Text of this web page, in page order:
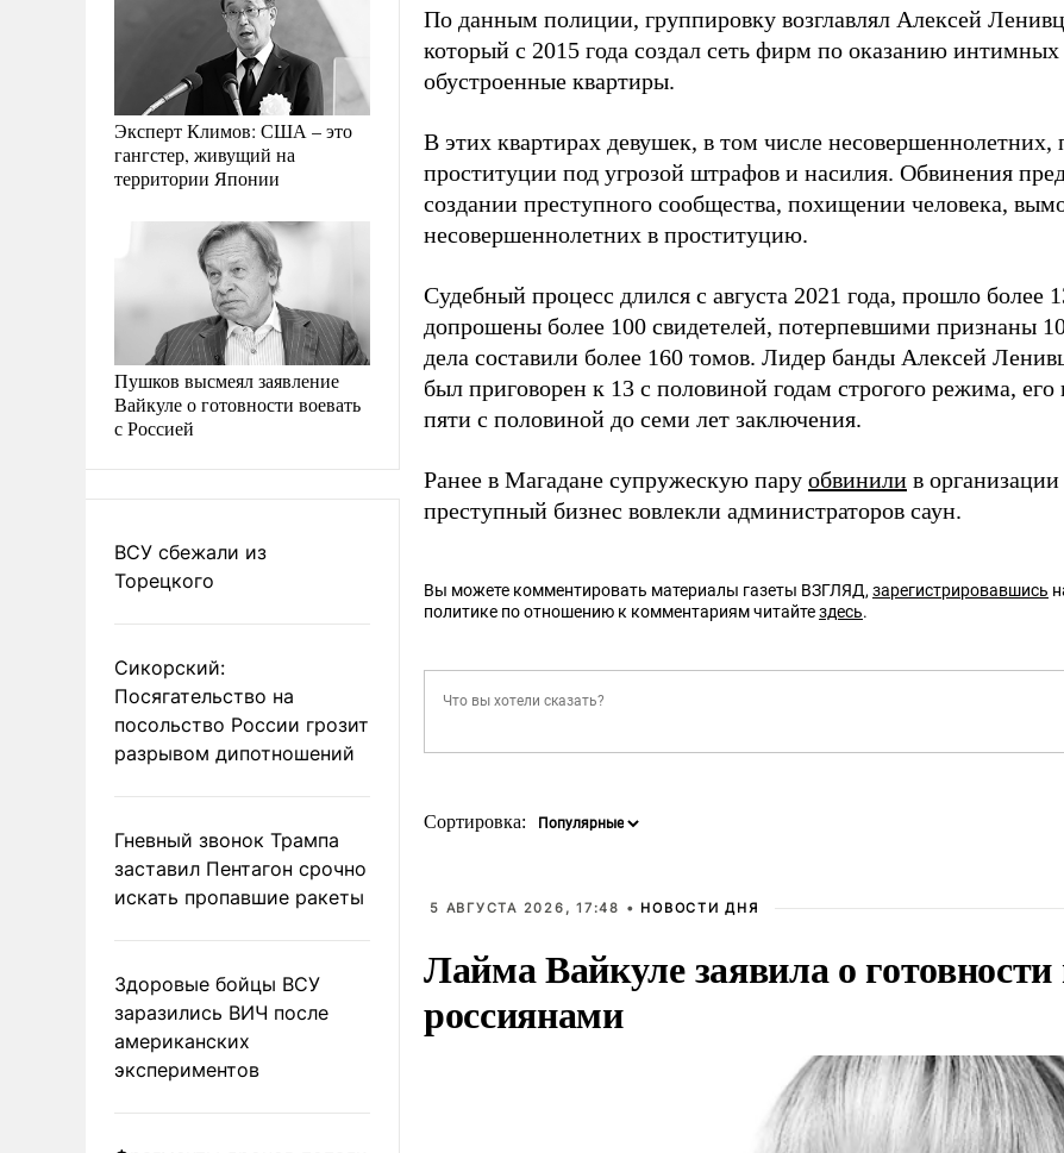
Эксперт Климов: США – это
гангстер, живущий на
территории Японии
Пушков высмеял заявление
Вайкуле о готовности воевать
с Россией
ВСУ сбежали из
Торецкого
Сикорский:
Посягательство на
посольство России грозит
разрывом дипотношений
Гневный звонок Трампа
заставил Пентагон срочно
искать пропавшие ракеты
Здоровые бойцы ВСУ
заразились ВИЧ после
американских
экспериментов
По данным полиции, группировку возглавлял Алексей
который с 2015 года создал сеть фирм по оказанию интимных
обустроенные квартиры.
В этих квартирах девушек, в том числе
проституции под угрозой штрафов и насилия. Обвинения
создании преступного сообщества, похищении человека,
несовершеннолетних в проституцию.
Судебный процесс длился с августа 2021 года, прошло более
допрошены более 100 свидетелей, потерпевшими признаны
дела составили более 160 томов. Лидер банды Алексей
был приговорен к 13 с половиной годам строгого режима,
пяти с половиной до семи лет заключения.
Ранее в Магадане супружескую пару обвинили в
преступный бизнес вовлекли администраторов саун.
Вы можете комментировать материалы газеты ВЗГЛЯД, зарегистрировавшись
политике по отношению к комментариям читайтездесь.
Сортировка:
5 АВГУСТА 2026, 17:48 • НОВОСТИ ДНЯ
Лайма Вайкуле заявила о готовности
россиянами